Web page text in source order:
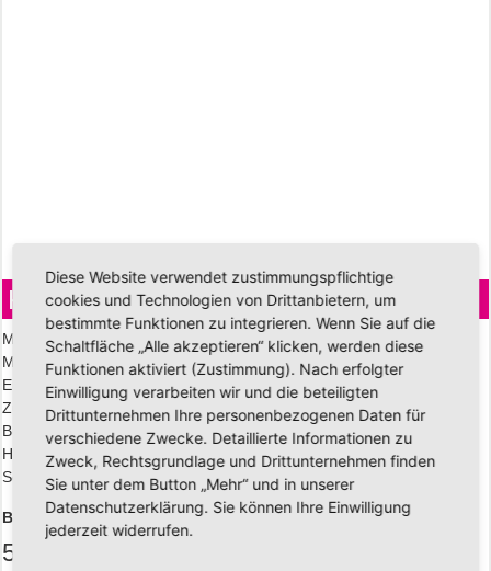
KNAUS Sport 420
Maße außen (L/B/H): 643/232/257
Maße innen (L/B/H): 444/216/196
Eigengewicht: 970kg
Zul. Gesamtgewicht: 1300kg
Bugbett: 207x134cm
Heckbett: 185/144/95cm
Schlafplätze: 4
Bereits ab
56,- € pro Tag
Diese Website verwendet zustimmungspflichtige
cookies und Technologien von Drittanbietern, um
bestimmte Funktionen zu integrieren. Wenn Sie auf die
Schaltfläche „Alle akzeptieren“ klicken, werden diese
Funktionen aktiviert (Zustimmung). Nach erfolgter
Einwilligung verarbeiten wir und die beteiligten
Drittunternehmen Ihre personenbezogenen Daten für
verschiedene Zwecke. Detaillierte Informationen zu
Zweck, Rechtsgrundlage und Drittunternehmen finden
Sie unter dem Button „Mehr“ und in unserer
Datenschutzerklärung. Sie können Ihre Einwilligung
jederzeit widerrufen.